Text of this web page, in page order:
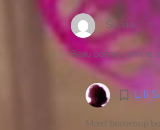
Sylvia 27
Beau poème comme
Lili
Merci beaucoup